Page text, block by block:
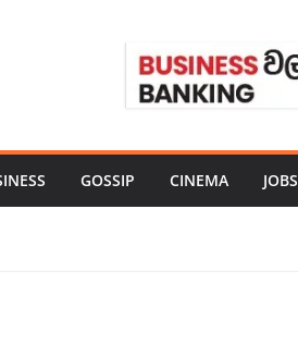
GOSSIP CINEMA JOBS